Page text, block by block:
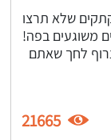
שלא תרצו
משוגעים בפה!
לחך שאתם
21665